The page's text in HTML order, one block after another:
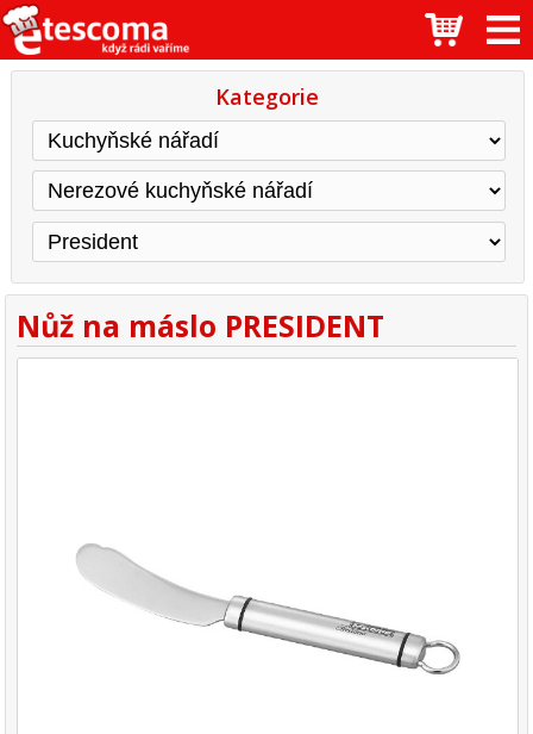
Kategorie
Nůž na máslo PRESIDENT